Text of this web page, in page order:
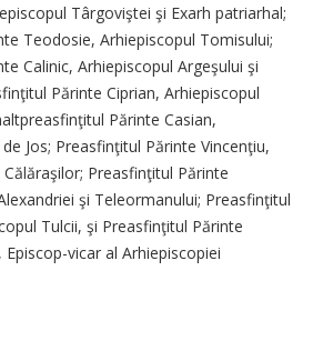
Târgoviştei şi Exarh patriarhal;
Teodosie, Arhiepiscopul Tomisului;
Calinic, Arhiepiscopul Argeşului şi
Părinte Ciprian, Arhiepiscopul
Părinte Casian,
Jos; Preasfinţitul Părinte Vincenţiu,
Preasfinţitul Părinte
şi Teleormanului; Preasfinţitul
Tulcii, şi Preasfinţitul Părinte
vicar al Arhi­episcopiei